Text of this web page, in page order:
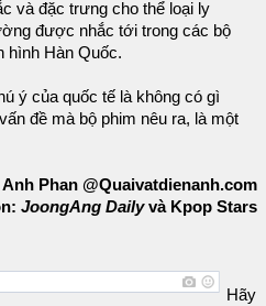
và đặc trưng cho thể loại ly
được nhắc tới trong các bộ
hình Hàn Quốc.
ý của quốc tế là không có gì
đề mà bộ phim nêu ra, là một
Phan @Quaivatdienanh.com
JoongAng Dailyvà Kpop Stars
Hãy